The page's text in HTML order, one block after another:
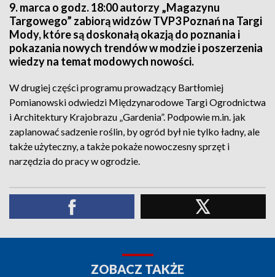
9. marca o godz. 18:00 autorzy „Magazynu
Targowego” zabiorą widzów TVP3 Poznań na Targi
Mody, które są doskonałą okazją do poznania i
pokazania nowych trendów w modzie i poszerzenia
wiedzy na temat modowych nowości.
W drugiej części programu prowadzący Bartłomiej
Pomianowski odwiedzi Międzynarodowe Targi Ogrodnictwa
i Architektury Krajobrazu „Gardenia”. Podpowie m.in. jak
zaplanować sadzenie roślin, by ogród był nie tylko ładny, ale
także użyteczny, a także pokaże nowoczesny sprzęt i
narzędzia do pracy w ogrodzie.
ZOBACZ TAKŻE